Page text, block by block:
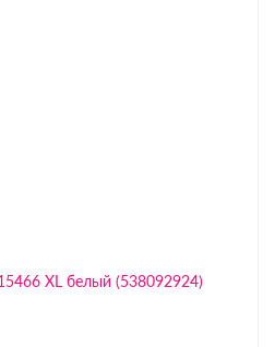
XL белый (538092924)